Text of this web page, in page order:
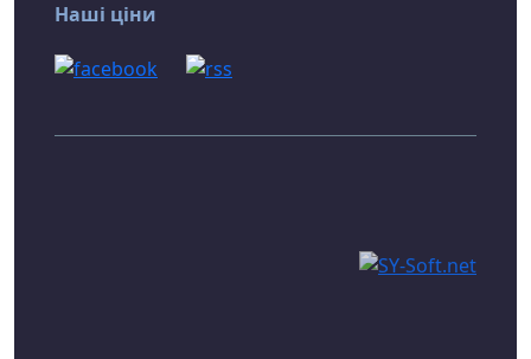
Наші ціни